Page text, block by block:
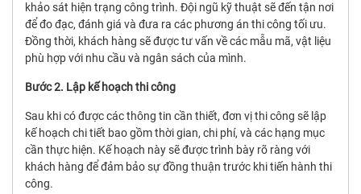
khảo sát hiện trạng công trình. Đội ngũ kỹ thuật sẽ đến tận nơi
để đo đạc, đánh giá và đưa ra các phương án thi công tối ưu.
Đồng thời, khách hàng sẽ được tư vấn về các mẫu mã, vật liệu
phù hợp với nhu cầu và ngân sách của mình.
Bước 2. Lập kế hoạch thi công
Sau khi có được các thông tin cần thiết, đơn vị thi công sẽ lập
kế hoạch chi tiết bao gồm thời gian, chi phí, và các hạng mục
cần thực hiện. Kế hoạch này sẽ được trình bày rõ ràng với
khách hàng để đảm bảo sự đồng thuận trước khi tiến hành thi
công.